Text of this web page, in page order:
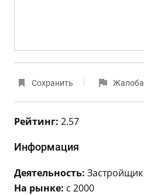
Сохранить Жалоба
Рейтинг: 2.57
Информация
Деятельность: Застройщик
На рынке: с 2000